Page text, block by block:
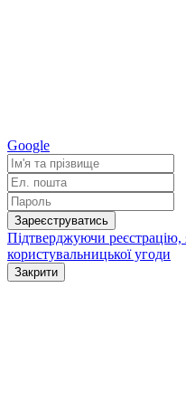
Google
Зареєструватись
Підтверджуючи
користувальницької угоди
Закрити